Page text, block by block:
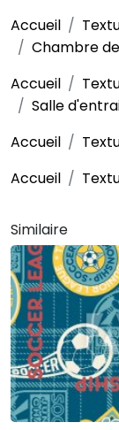
Accueil
Chambre
Accueil
Salle
Accueil
Accueil
Similaire